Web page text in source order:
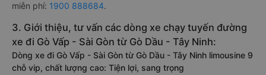
miễn phí: 1900 888684.
3. Giới thiệu, tư vấn các dòng xe chạy tuyến đường
xe đi Gò Vấp - Sài Gòn từ Gò Dầu - Tây Ninh:
Dòng xe đi Gò Vấp - Sài Gòn từ Gò Dầu - Tây Ninh limousine 9
chỗ vip, chất lượng cao: Tiện lợi, sang trọng